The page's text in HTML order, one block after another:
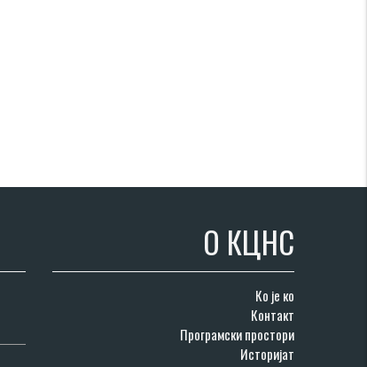
О КЦНС
Ко је ко
Контакт
Програмски простори
Историјат